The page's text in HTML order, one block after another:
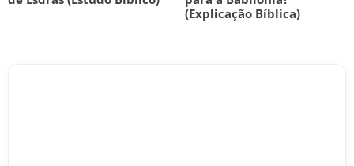
(Explicação Bíblica)